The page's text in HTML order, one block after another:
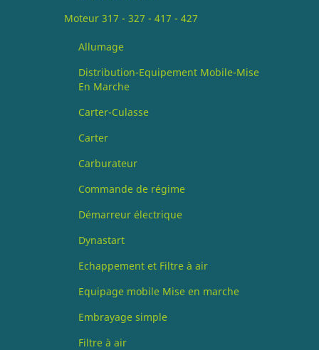
Moteur 317 - 327 - 417 - 427
Allumage
Distribution-Equipement Mobile-Mise
En Marche
Carter-Culasse
Carter
Carburateur
Commande de régime
Démarreur électrique
Dynastart
Echappement et Filtre à air
Equipage mobile Mise en marche
Embrayage simple
Filtre à air